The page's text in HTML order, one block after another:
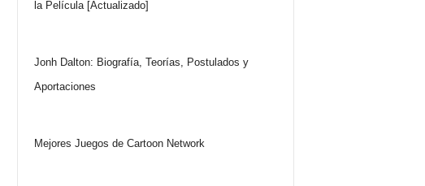
la Película [Actualizado]
Jonh Dalton: Biografía, Teorías, Postulados y
Aportaciones
Mejores Juegos de Cartoon Network